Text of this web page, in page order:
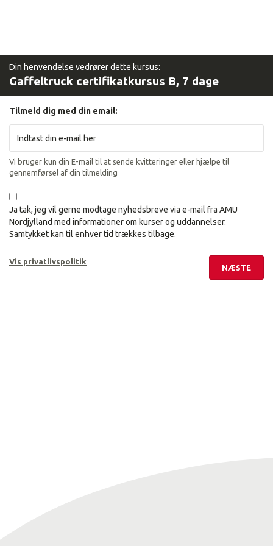
Din henvendelse vedrører dette kursus:
Gaffeltruck certifikatkursus B, 7 dage
Tilmeld dig med din email:
Vi bruger kun din E-mail til at sende kvitteringer eller hjælpe til
gennemførsel af din tilmelding
Ja tak, jeg vil gerne modtage nyhedsbreve via e-mail fra AMU
Nordjylland med informationer om kurser og uddannelser.
Samtykket kan til enhver tid trækkes tilbage.
Vis privatlivspolitik